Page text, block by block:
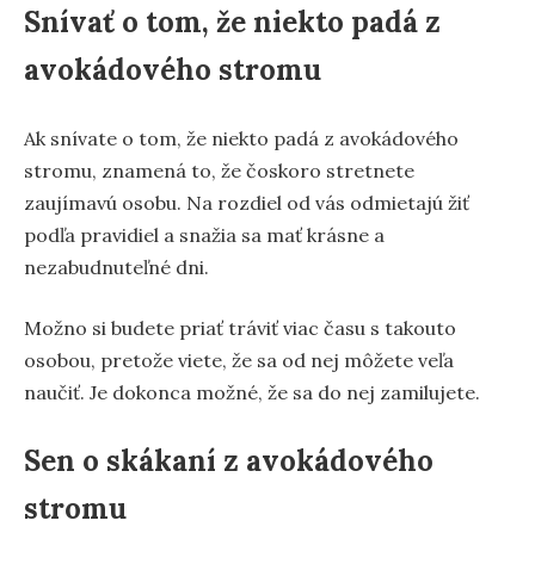
Snívať o tom, že niekto padá z
avokádového stromu
Ak snívate o tom, že niekto padá z avokádového
stromu, znamená to, že čoskoro stretnete
zaujímavú osobu. Na rozdiel od vás odmietajú žiť
podľa pravidiel a snažia sa mať krásne a
nezabudnuteľné dni.
Možno si budete priať tráviť viac času s takouto
osobou, pretože viete, že sa od nej môžete veľa
naučiť. Je dokonca možné, že sa do nej zamilujete.
Sen o skákaní z avokádového
stromu